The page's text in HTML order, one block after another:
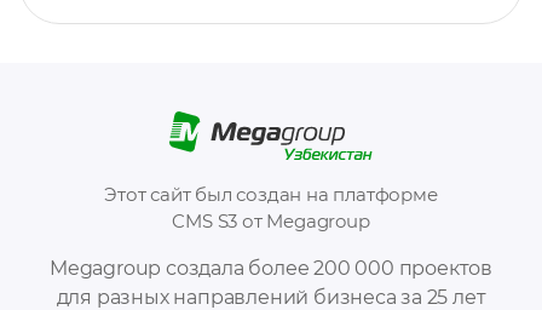
Megagroup создала более 200 000 проектов
для разных направлений бизнеса за 25 лет
Этот сайт был создан на платформе
CMS S3 от Megagroup